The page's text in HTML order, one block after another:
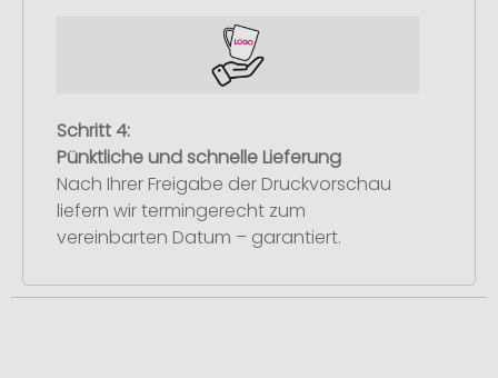
Schritt 4:
Pünktliche und schnelle Lieferung
Nach Ihrer Freigabe der Druckvorschau
liefern wir termingerecht zum
vereinbarten Datum – garantiert.